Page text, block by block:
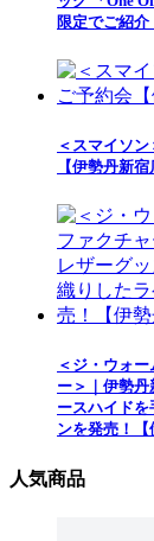
限定でご紹介
＜スマイソ
【伊勢丹新宿
＜ジ・ウォ
ー＞｜伊勢
ースハイド
ンを発売！【
人気商品